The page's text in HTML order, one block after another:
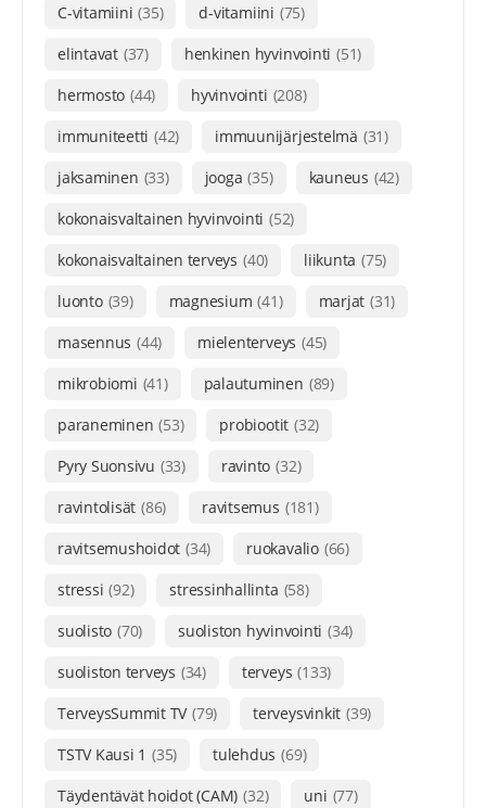
C-vitamiini (35) d-vitamiini (75)
elintavat (37) henkinen hyvinvointi (51)
hermosto (44) hyvinvointi (208)
immuniteetti (42) immuunijärjestelmä (31)
jaksaminen (33) jooga (35) kauneus (42)
kokonaisvaltainen hyvinvointi (52)
kokonaisvaltainen terveys (40) liikunta (75)
luonto (39) magnesium (41) marjat (31)
masennus (44) mielenterveys (45)
mikrobiomi (41) palautuminen (89)
paraneminen (53) probiootit (32)
Pyry Suonsivu (33) ravinto (32)
ravintolisät (86) ravitsemus (181)
ravitsemushoidot (34) ruokavalio (66)
stressi (92) stressinhallinta (58)
suolisto (70) suoliston hyvinvointi (34)
suoliston terveys (34) terveys (133)
TerveysSummit TV (79) terveysvinkit (39)
TSTV Kausi 1 (35) tulehdus (69)
Täydentävät hoidot (CAM) (32) uni (77)